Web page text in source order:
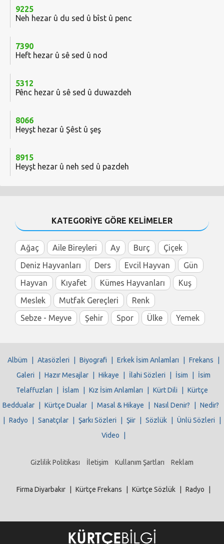
9225
Neh hezar û du sed û bîst û penc
7390
Heft hezar û sê sed û nod
5312
Pênc hezar û sê sed û duwazdeh
8066
Heyşt hezar û Şêst û şeş
8915
Heyşt hezar û neh sed û pazdeh
KATEGORİYE GÖRE KELİMELER
Ağaç Aile Bireyleri Ay Burç
Çiçek
Deniz Hayvanları
Ders Evcil Hayvan
Gün
Hayvan
Kıyafet Kümes Hayvanları
Kuş
Meslek
Mutfak Gereçleri
Renk
Sebze - Meyve
Şehir Spor Ülke Yemek
Albüm Atasözleri Biyografi Erkek İsim Anlamları Frekans
Galeri
Hazır Mesajlar Hikaye İlahi Sözleri İsim
İsim
Telaffuzları
İslam Kız İsim Anlamları Kürt Dili
Kürtçe
Beddualar
Kürtçe Dualar Masal & Hikaye Nasıl Denir?
Nedir?
Radyo Sanatçılar Şarkı Sözleri Şiir Sözlük Ünlü Sözleri
Video
Gizlilik Politikası İletişim Kullanım Şartları Reklam
Firma Diyarbakır Kürtçe Frekans Kürtçe Sözlük Radyo